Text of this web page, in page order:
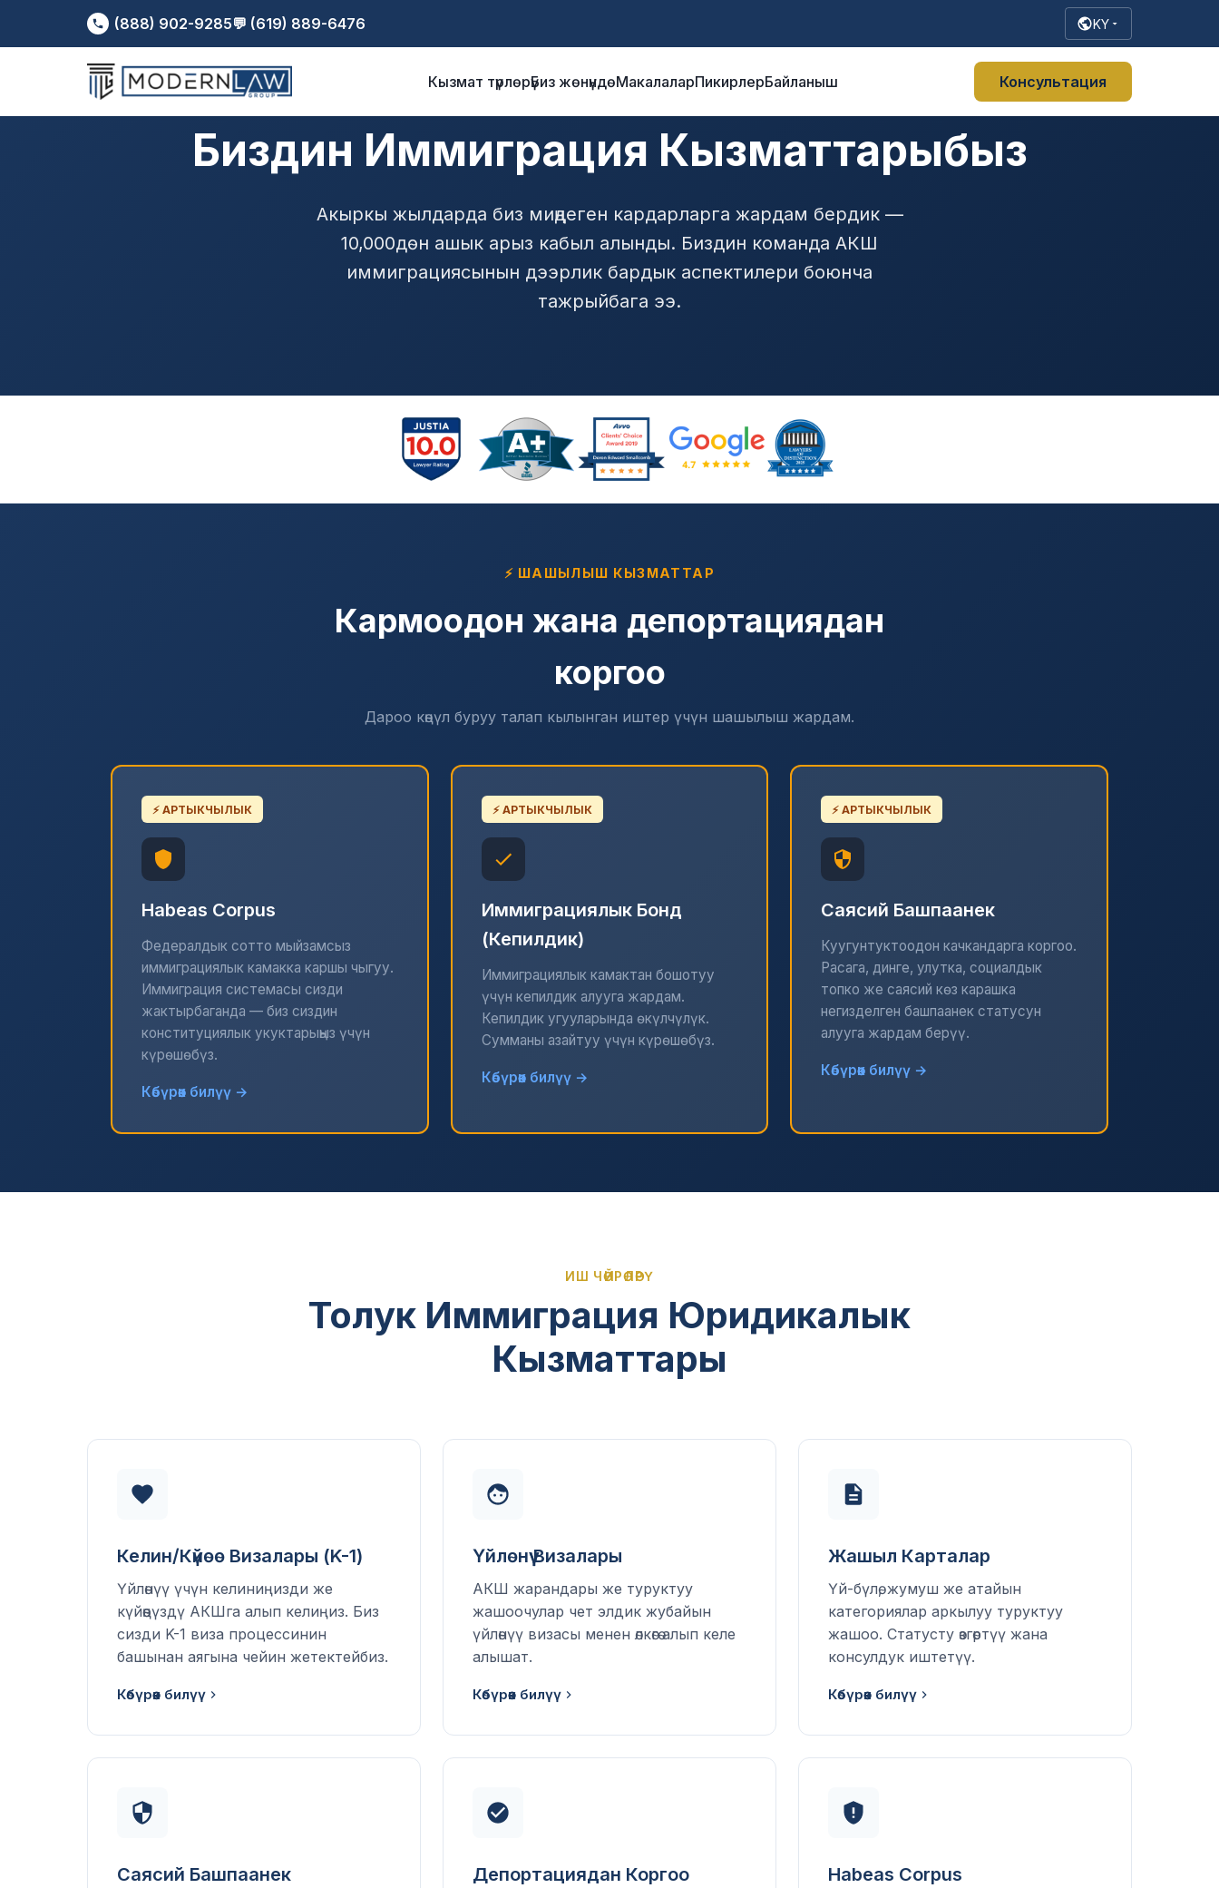
(888) 902-9285💬 (619) 889-6476 KY
Кызмат түрлөрүБиз жөнүндөМакалаларПикирлерБайланыш Консультация
Биздин Иммиграция Кызматтарыбыз
Акыркы жылдарда биз миңдеген кардарларга жардам бердик —
10,000дөн ашык арыз кабыл алынды. Биздин команда АКШ
иммиграциясынын дээрлик бардык аспектилери боюнча
тажрыйбага ээ.
⚡ ШАШЫЛЫШ КЫЗМАТТАР
Кармоодон жана депортациядан
коргоо
Дароо көңүл буруу талап кылынган иштер үчүн шашылыш жардам.
⚡ АРТЫКЧЫЛЫК
Habeas Corpus
Федералдык сотто мыйзамсыз
иммиграциялык камакка каршы чыгуу.
Иммиграция системасы сизди
жактырбаганда — биз сиздин
конституциялык укуктарыңыз үчүн
күрөшөбүз.
Көбүрөөк билүү →
⚡ АРТЫКЧЫЛЫК
Иммиграциялык Бонд
(Кепилдик)
Иммиграциялык камактан бошотуу
үчүн кепилдик алууга жардам.
Кепилдик угууларында өкүлчүлүк.
Сумманы азайтуу үчүн күрөшөбүз.
Көбүрөөк билүү →
⚡ АРТЫКЧЫЛЫК
Саясий Башпаанек
Куугунтуктоодон качкандарга коргоо.
Расага, динге, улутка, социалдык
топко же саясий көз карашка
негизделген башпаанек статусун
алууга жардам берүү.
Көбүрөөк билүү →
ИШ ЧӨЙРӨЛӨРҮ
Толук Иммиграция Юридикалык
Кызматтары
Келин/Күйөө Визалары (K-1)
Үйлөнүү үчүн келиниңизди же
күйөөңүздү АКШга алып келиңиз. Биз
сизди K-1 виза процессинин
башынан аягына чейин жетектейбиз.
Көбүрөөк билүү
Үйлөнүү Визалары
АКШ жарандары же туруктуу
жашоочулар чет элдик жубайын
үйлөнүү визасы менен өлкөгө алып келе
алышат.
Көбүрөөк билүү
Жашыл Карталар
Үй-бүлө, жумуш же атайын
категориялар аркылуу туруктуу
жашоо. Статусту өзгөртүү жана
консулдук иштетүү.
Көбүрөөк билүү
Саясий Башпаанек Депортациядан Коргоо Habeas Corpus